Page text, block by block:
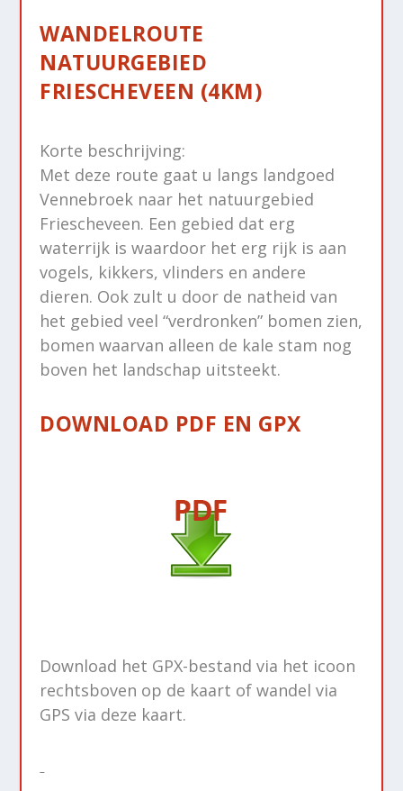
WANDELROUTE
NATUURGEBIED
FRIESCHEVEEN (4KM)
Korte beschrijving:
Met deze route gaat u langs landgoed
Vennebroek naar het natuurgebied
Friescheveen. Een gebied dat erg
waterrijk is waardoor het erg rijk is aan
vogels, kikkers, vlinders en andere
dieren. Ook zult u door de natheid van
het gebied veel “verdronken” bomen zien,
bomen waarvan alleen de kale stam nog
boven het landschap uitsteekt.
DOWNLOAD PDF EN GPX
Download het GPX-bestand via het icoon
rechtsboven op de kaart of wandel via
GPS via deze kaart.